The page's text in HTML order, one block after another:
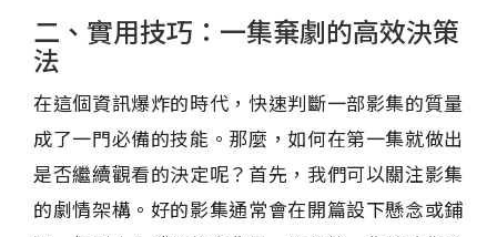
二、實用技巧：一集棄劇的高效決策
法
在這個資訊爆炸的時代，快速判斷一部影集的質量
成了一門必備的技能。那麼，如何在第一集就做出
是否繼續觀看的決定呢？首先，我們可以關注影集
的劇情架構。好的影集通常會在開篇設下懸念或鋪